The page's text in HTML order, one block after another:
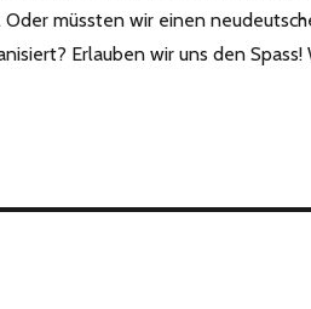
Oder müssten wir einen
Erlauben wir uns den Spass!